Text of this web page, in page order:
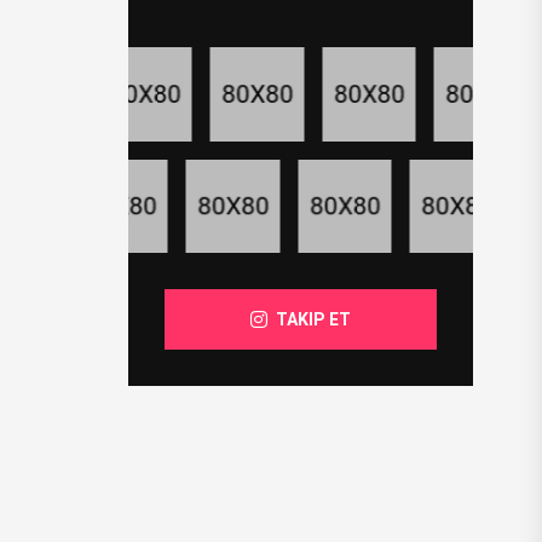
TAKIP ET